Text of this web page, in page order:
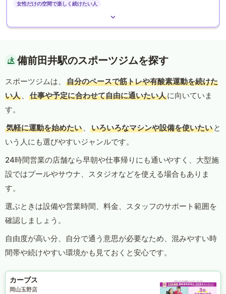
女性だけの空間で楽しく続けたい人
備前田井駅のスポーツジムを探す
スポーツジムは、
自分のペースで筋トレや有酸素運動を続けた
い人 、 仕事や予定に合わせて自由に通いたい人に向いていま
す。
気軽に運動を始めたい 、 いろいろなマシンや設備を使いたい と
いう人にも選びやすいジャンルです。
24時間営業の店舗なら早朝や仕事帰りにも通いやすく、大型施
設ではプールやサウナ、スタジオなどを使える場合もありま
す。
選ぶときは設備や営業時間、料金、スタッフのサポート範囲を
確認しましょう。
自由度が高い分、自分で通う意思が必要なため、混みやすい時
間帯や続けやすい環境かも見ておくと安心です。
カーブス
岡山玉野店